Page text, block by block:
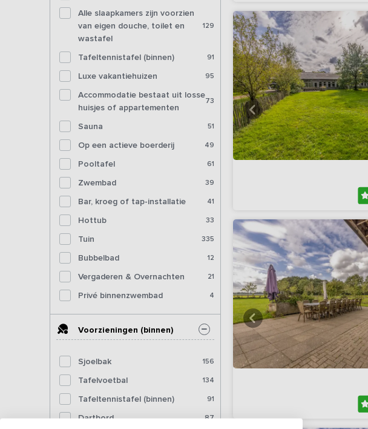
Alle slaapkamers zijn voorzien
van eigen douche, toilet en
wastafel
129
Tafeltennistafel (binnen) 91
Luxe vakantiehuizen 95
Accommodatie bestaat uit losse
huisjes of appartementen
73
Sauna 51
Op een actieve boerderij 49
Pooltafel 61
Zwembad 39
Bar, kroeg of tap-installatie 41
Hottub 33
Tuin 335
Bubbelbad 12
Vergaderen & Overnachten 21
Privé binnenzwembad 4
Voorzieningen (binnen)
Sjoelbak 156
Tafelvoetbal 134
Tafeltennistafel (binnen) 91
Dartbord 87